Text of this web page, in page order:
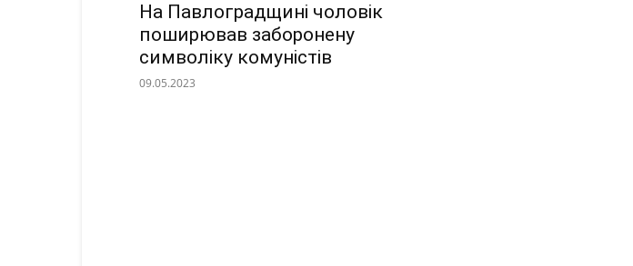
На Павлоградщині чоловік
поширював заборонену
символіку комуністів
09.05.2023